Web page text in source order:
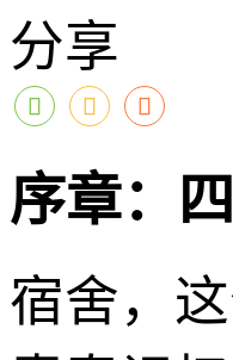
分享
序章：
宿舍，